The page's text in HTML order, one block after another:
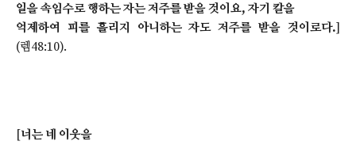
일을 속임수로 행하는 자는 저주를 받을 것이요, 자기 칼을
억제하여 피를 흘리지 아니하는 자도 저주를 받을 것이로다.]
(렘48:10).
[너는 네 이웃을